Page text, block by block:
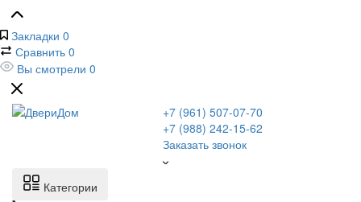
Закладки 0
Сравнить 0
Вы смотрели 0
+7 (961) 507-07-70
+7 (988) 242-15-62
Заказать звонок
Категории